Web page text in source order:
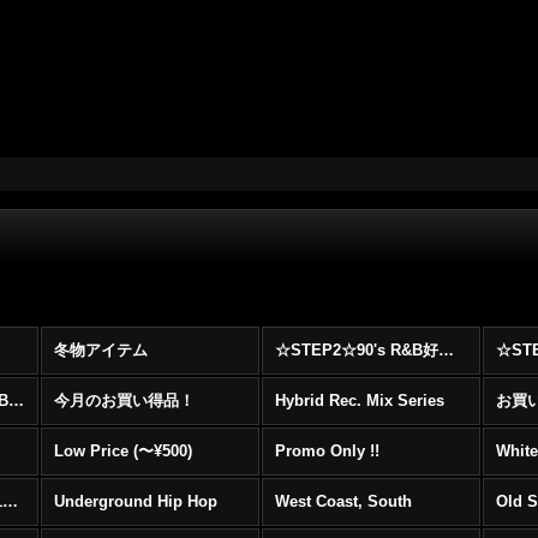
冬物アイテム ☆STEP2☆90's R&B好きに自信を持ってオススメ出来る00's R&B Best 100 !!!
☆☆☆☆☆レア00's R&B Promo Only盤特集！！☆☆☆☆☆ 今月のお買い得品！ Hybrid Rec. Mix Series お買
Low Price (〜¥500) Promo Only !!
Mainstream Hip Hop (1990〜1999) Underground Hip Hop West Coast, South Old